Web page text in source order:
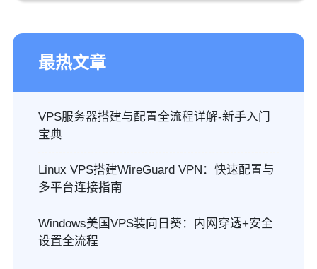
最热文章
VPS服务器搭建与配置全流程详解-新手入门
宝典
Linux VPS搭建WireGuard VPN：快速配置与
多平台连接指南
Windows美国VPS装向日葵：内网穿透+安全
设置全流程